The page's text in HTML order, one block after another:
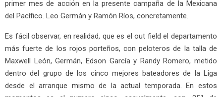
primer mes de acción en la presente campaña de la Mexicana
del Pacífico. Leo Germán y Ramón Ríos, concretamente.
Es fácil observar, en realidad, que es el out field el departamento
más fuerte de los rojos porteños, con peloteros de la talla de
Maxwell León, Germán, Edson García y Randy Romero, metido
dentro del grupo de los cinco mejores bateadores de la Liga
desde el arranque mismo de la actual temporada. En estos